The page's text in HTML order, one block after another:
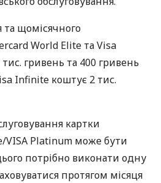
та щомісячного
World Elite та Visa
гривень та 400 гривень
Infinite коштує 2 тис.
картки
VISA Platinum може бути
потрібно виконати одну
протягом місяця